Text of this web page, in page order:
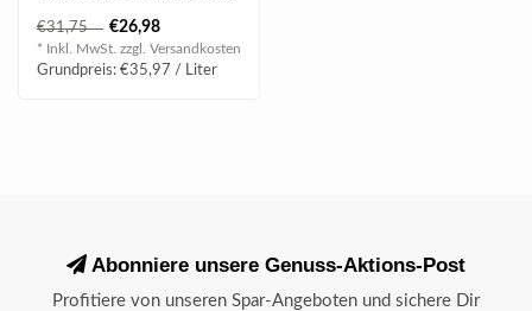
aus fünf autochthonen
Rebsorten S..
€31,75 €26,98
* Inkl. MwSt. zzgl. Versandkosten
Grundpreis: €35,97 / Liter
Abonniere unsere Genuss-Aktions-Post
Profitiere von unseren Spar-Angeboten und sichere Dir